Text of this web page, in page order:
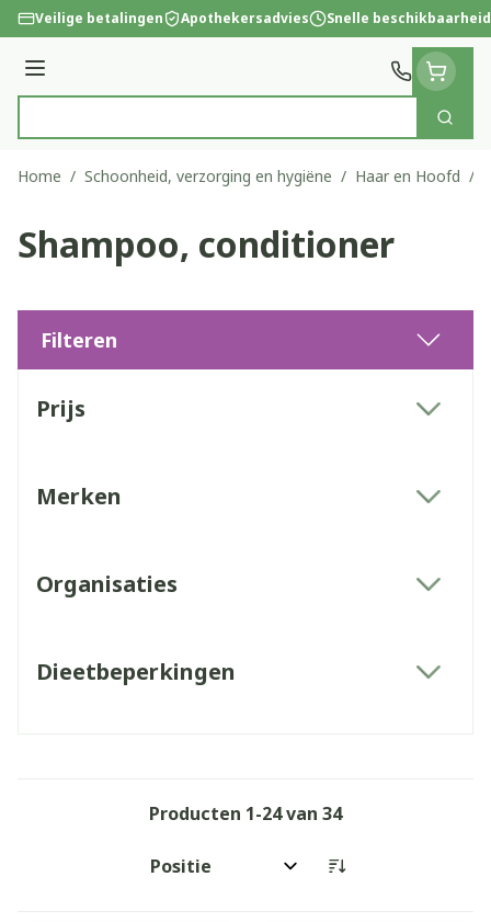
Ga naar de inhoud
Veilige betalingen Apothekersadvies Snelle beschikbaarheid
Menu
Zoek
Home / Schoonheid, verzorging en hygiëne / Haar en Hoofd /
Shampoo, conditioner
Filteren
Prijs
Merken
Organisaties
Dieetbeperkingen
Producten 1-24van 34
Sorteer op: